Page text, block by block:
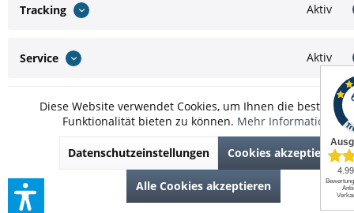
Tracking Aktiv
Service Aktiv
Diese Website verwendet Cookies, um Ihnen die
Funktionalität bieten zu können. Mehr Informationen
Datenschutzeinstellungen Cookies akzeptieren
Alle Cookies akzeptieren